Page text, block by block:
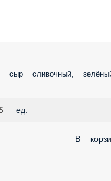
сыр сливочный,
ед.
В